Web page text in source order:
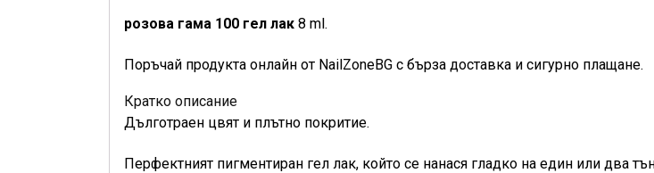
розова гама 100 гел лак 8 ml.
Поръчай продукта онлайн от NailZoneBG с бърза доставка и сигурно плащане.
Кратко описание
Дълготраен цвят и плътно покритие.
Перфектният пигментиран гел лак, който се нанася гладко на един или два